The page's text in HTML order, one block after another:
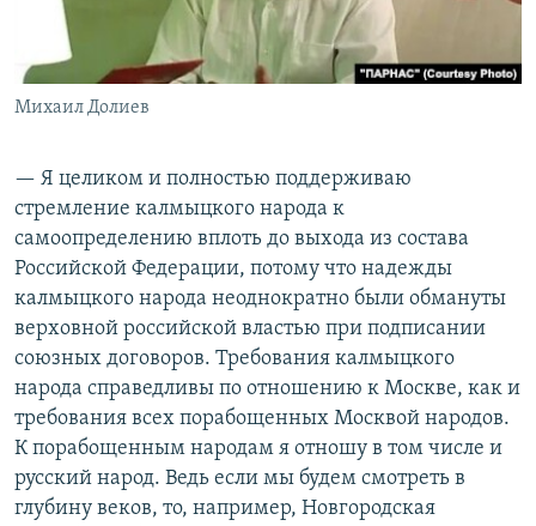
Михаил Долиев
— Я целиком и полностью поддерживаю
стремление калмыцкого народа к
самоопределению вплоть до выхода из состава
Российской Федерации, потому что надежды
калмыцкого народа неоднократно были обмануты
верховной российской властью при подписании
союзных договоров. Требования калмыцкого
народа справедливы по отношению к Москве, как и
требования всех порабощенных Москвой народов.
К порабощенным народам я отношу в том числе и
русский народ. Ведь если мы будем смотреть в
глубину веков, то, например, Новгородская